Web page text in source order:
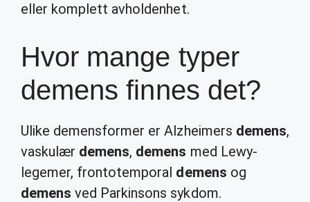
eller komplett avholdenhet.
Hvor mange typer
demens finnes det?
Ulike demensformer er Alzheimers demens,
vaskulær demens, demens med Lewy-
legemer, frontotemporal demens og
demens ved Parkinsons sykdom.